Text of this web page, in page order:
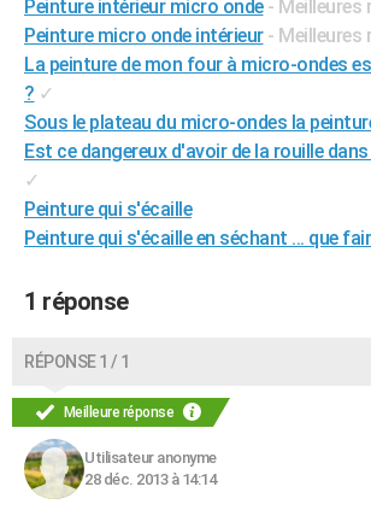
Destinations
City break
Voyage nature
Voyage de noces
Forum
Climat
+PHOTO
GUIDES D'ACHAT
BONS PLANS
CARTE DE VOEUX
Carte de Noël
Carte Bonne année
Carte Saint-Valentin
Carte Pâques
Carte d'anniversaire
DICTIONNAIRE
S'inscrire
Se connecter
Lycées
Collèges
Primaires
Universités
Entreprises
Service militaire
Avis de recherche
AVIS DE DÉCÈS
FORUM
Bricolage
Lifestyle
Culture
Sport
Auto
Television
Voyage
Cinema
Peinture intérieur micro onde - Meilleures
Peinture micro onde intérieur - Meilleures
La peinture de mon four à micro-ondes
? ✓
Sous le plateau du micro-ondes la
Est ce dangereux d'avoir de la rouille
✓
Peinture qui s'écaille
Peinture qui s'écaille en séchant ... que
1 réponse
RÉPONSE 1 / 1
Meilleure réponse
Utilisateur anonyme
28 déc. 2013 à 14:14